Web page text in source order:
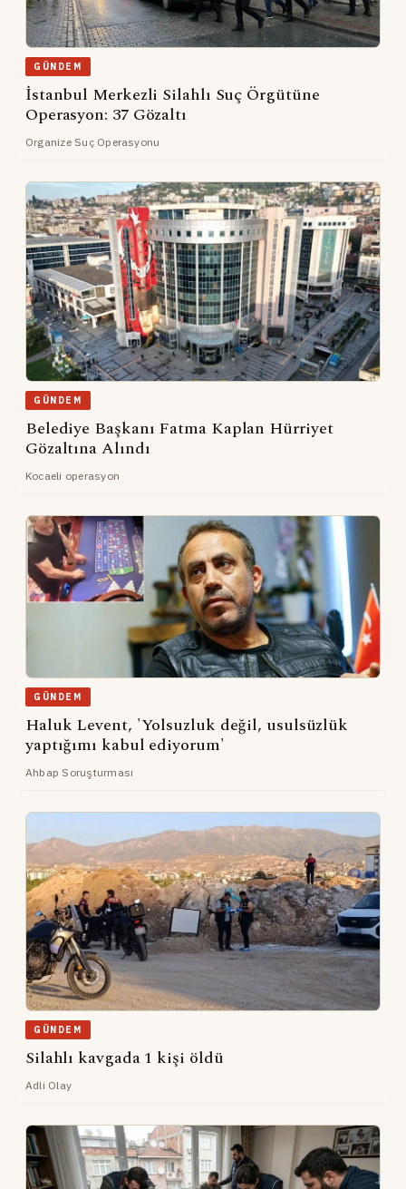
GÜNDEM
İstanbul Merkezli Silahlı Suç Örgütüne
Operasyon: 37 Gözaltı
Organize Suç Operasyonu
GÜNDEM
Belediye Başkanı Fatma Kaplan Hürriyet
Gözaltına Alındı
Kocaeli operasyon
GÜNDEM
Haluk Levent, 'Yolsuzluk değil, usulsüzlük
yaptığımı kabul ediyorum'
Ahbap Soruşturması
GÜNDEM
Silahlı kavgada 1 kişi öldü
Adli Olay